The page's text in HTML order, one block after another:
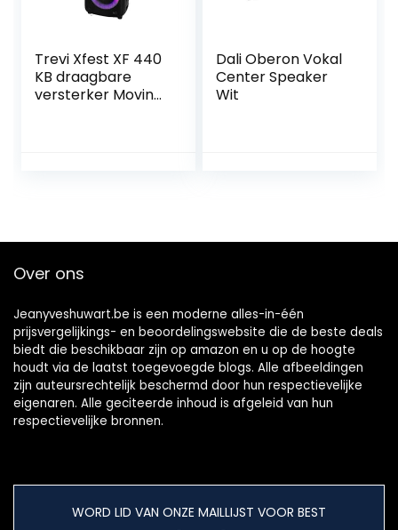
Trevi Xfest XF 440
KB draagbare
versterker Moving
microfoon met
Dali Oberon Vokal
Center Speaker
Wit
Over ons
Jeanyveshuwart.be is een moderne alles-in-één
prijsvergelijkings- en beoordelingswebsite die de beste deals
biedt die beschikbaar zijn op amazon en u op de hoogte
houdt via de laatst toegevoegde blogs. Alle afbeeldingen
zijn auteursrechtelijk beschermd door hun respectievelijke
eigenaren. Alle geciteerde inhoud is afgeleid van hun
respectievelijke bronnen.
WORD LID VAN ONZE MAILLIJST VOOR BEST